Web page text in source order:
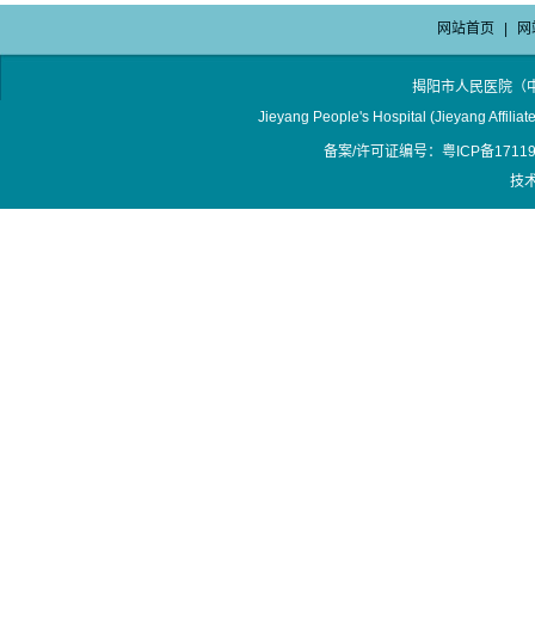
网站首页
揭阳市人民医院
Jieyang People's Hospital (Jieyang
备案/许可证编号：粤ICP备
技